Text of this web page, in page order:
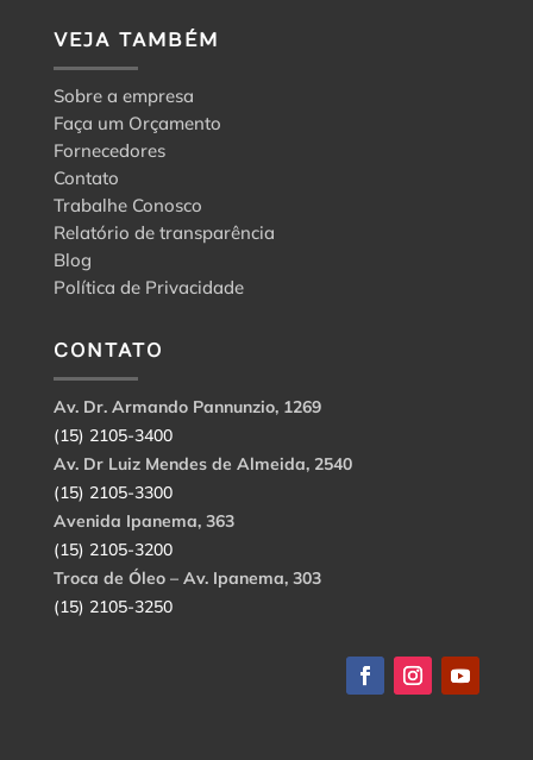
VEJA TAMBÉM
Sobre a empresa
Faça um Orçamento
Fornecedores
Contato
Trabalhe Conosco
Relatório de transparência
Blog
Política de Privacidade
CONTATO
Av. Dr. Armando Pannunzio, 1269
(15) 2105-3400
Av. Dr Luiz Mendes de Almeida, 2540
(15) 2105-3300
Avenida Ipanema, 363
(15) 2105-3200
Troca de Óleo – Av. Ipanema, 303
(15) 2105-3250